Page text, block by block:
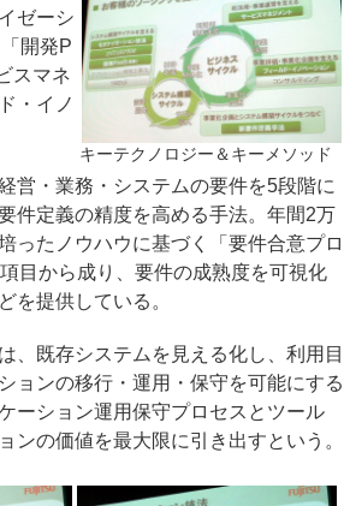
キーテクノロジー＆キーメソッド
ゼーシ
開発P
スマネ
・イノ
営・業務・システムの要件を5段階に
件定義の精度を高める手法。年間2万
ったノウハウに基づく「要件合意プロ
目から成り、要件の成熟度を可視化
を提供している。
、既存システムを見える化し、利用目
ョンの移行・運用・保守を可能にする
ーション運用保守プロセスとツール
ンの価値を最大限に引き出すという。